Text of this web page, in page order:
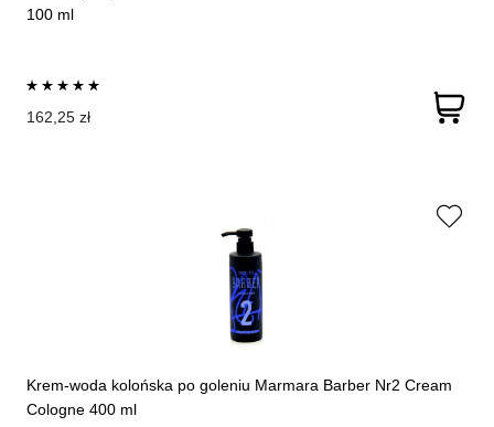
100 ml
162,25 zł
Krem-woda kolońska po goleniu Marmara Barber Nr2 Cream
Cologne 400 ml